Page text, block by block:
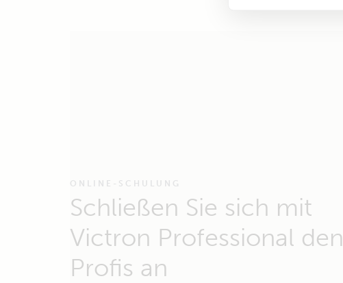
ONLINE-SCHULUNG
Schließen Sie sich mit
Victron Professional den
Profis an